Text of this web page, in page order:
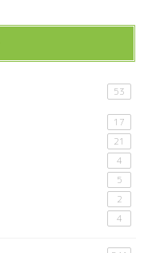
53
17
21
4
5
2
4